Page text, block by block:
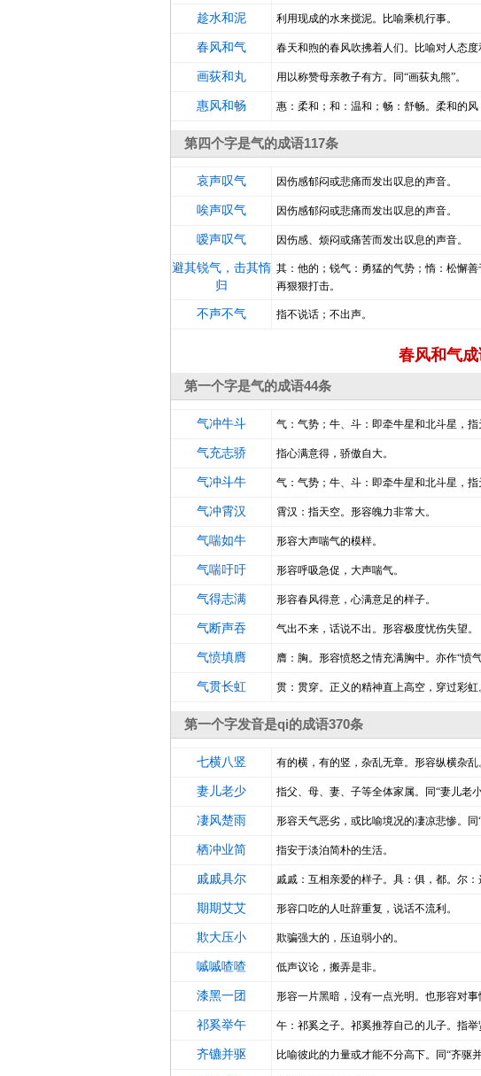
趁水和泥 利用现成的水来搅泥。比喻乘机行事。
春风和气 春天和煦的春风吹拂着人们。比喻对人态度
画荻和丸 用以称赞母亲教子有方。同“画荻丸熊”。
惠风和畅 惠：柔和；和：温和；畅：舒畅。柔和的风
第四个字是气的成语117条
哀声叹气 因伤感郁闷或悲痛而发出叹息的声音。
唉声叹气 因伤感郁闷或悲痛而发出叹息的声音。
嗳声叹气 因伤感、烦闷或痛苦而发出叹息的声音。
避其锐气，击其惰
归
其：他的；锐气：勇猛的气势；惰：松懈
再狠狠打击。
不声不气 指不说话；不出声。
春风和气
第一个字是气的成语44条
气冲牛斗 气：气势；牛、斗：即牵牛星和北斗星，指
气充志骄 指心满意得，骄傲自大。
气冲斗牛 气：气势；牛、斗：即牵牛星和北斗星，指
气冲霄汉 霄汉：指天空。形容魄力非常大。
气喘如牛 形容大声喘气的模样。
气喘吁吁 形容呼吸急促，大声喘气。
气得志满 形容春风得意，心满意足的样子。
气断声吞 气出不来，话说不出。形容极度忧伤失望。
气愤填膺 膺：胸。形容愤怒之情充满胸中。亦作“愤
气贯长虹 贯：贯穿。正义的精神直上高空，穿过彩
第一个字发音是qi的成语370条
七横八竖 有的横，有的竖，杂乱无章。形容纵横杂乱
妻儿老少 指父、母、妻、子等全体家属。同“妻儿老小
凄风楚雨 形容天气恶劣，或比喻境况的凄凉悲惨。同“
栖冲业简 指安于淡泊简朴的生活。
戚戚具尔 戚戚：互相亲爱的样子。具：俱，都。尔：
期期艾艾 形容口吃的人吐辞重复，说话不流利。
欺大压小 欺骗强大的，压迫弱小的。
嘁嘁喳喳 低声议论，搬弄是非。
漆黑一团 形容一片黑暗，没有一点光明。也形容对事
祁奚举午 午：祁奚之子。祁奚推荐自己的儿子。指举
齐镳并驱 比喻彼此的力量或才能不分高下。同“齐驱并